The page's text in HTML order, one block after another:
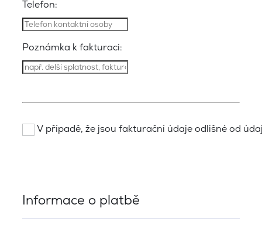
Telefon:
Poznámka k fakturaci:
V případě, že jsou fakturační údaje odlišné od
Informace o platbě